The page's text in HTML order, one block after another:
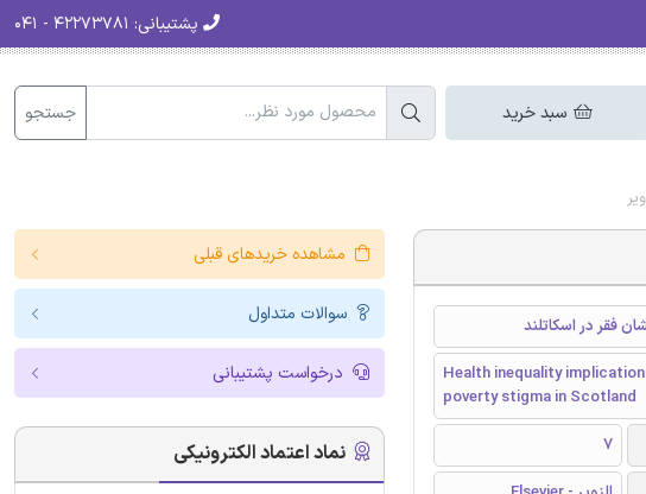
پشتیبانی:
سبد خرید جستجو
فقر در اسکاتلند
Health inequality
poverty stigma in Scotland
7
مشاهده خریدهای قبلی
سوالات متداول
درخواست پشتیبانی
نماد اعتماد الکترونیکی